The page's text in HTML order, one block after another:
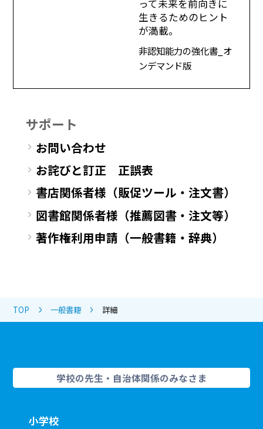
って未来を前向きに
生きるためのヒント
が満載。
非認知能力の強化書_オ
ンデマンド版
サポート
お問い合わせ
お詫びと訂正 正誤表
書店関係者様（販促ツール・注文書）
図書館関係者様（推薦図書・注文等）
著作権利用申請（一般書籍・辞典）
TOP 一般書籍 詳細
学校の先生・自治体関係のみなさま
小学校